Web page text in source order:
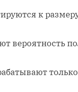
к
вероятность
только